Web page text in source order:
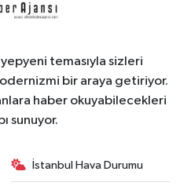
temasıyla sizleri
bir araya getiriyor.
haber okuyabilecekleri
sunuyor.
İstanbul Hava Durumu